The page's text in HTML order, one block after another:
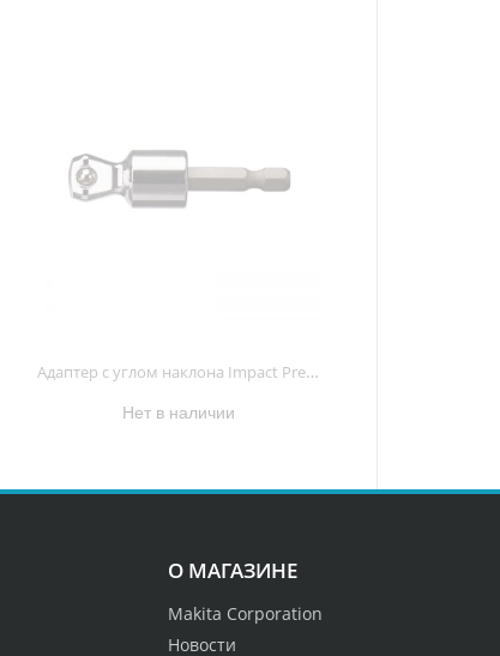
Адаптер с углом наклона Impact Premier SQ 1/2" 60 мм <E-03436> E-03436 E-03436
Нет в наличии
О МАГАЗИНЕ
Makita Corporation
Новости